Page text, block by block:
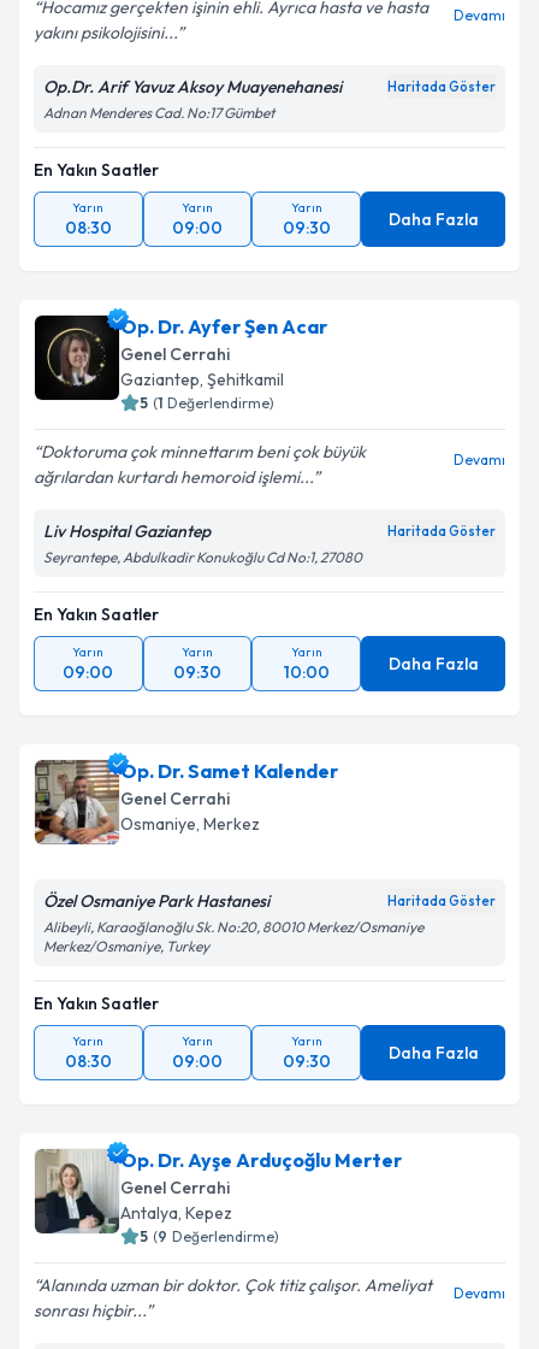
Hocamız gerçekten işinin ehli. Ayrıca hasta ve hasta
yakını psikolojisini...
Devamı
Op.Dr. Arif Yavuz Aksoy Muayenehanesi Haritada Göster
Adnan Menderes Cad. No:17 Gümbet
En Yakın Saatler
Yarın
08:30
Yarın
09:00
Yarın
09:30 Daha Fazla
Op. Dr. Ayfer Şen Acar
Genel Cerrahi
Gaziantep, Şehitkamil
5 (1 Değerlendirme)
Doktoruma çok minnettarım beni çok büyük
ağrılardan kurtardı hemoroid işlemi...
Devamı
Liv Hospital Gaziantep Haritada Göster
Seyrantepe, Abdulkadir Konukoğlu Cd No:1, 27080
En Yakın Saatler
Yarın
09:00
Yarın
09:30
Yarın
10:00 Daha Fazla
Op. Dr. Samet Kalender
Genel Cerrahi
Osmaniye, Merkez
Özel Osmaniye Park Hastanesi Haritada Göster
Alibeyli, Karaoğlanoğlu Sk. No:20, 80010 Merkez/Osmaniye
Merkez/Osmaniye, Turkey
En Yakın Saatler
Yarın
08:30
Yarın
09:00
Yarın
09:30 Daha Fazla
Op. Dr. Ayşe Arduçoğlu Merter
Genel Cerrahi
Antalya, Kepez
5 (9 Değerlendirme)
Alanında uzman bir doktor. Çok titiz çalışor. Ameliyat
sonrası hiçbir...
Devamı